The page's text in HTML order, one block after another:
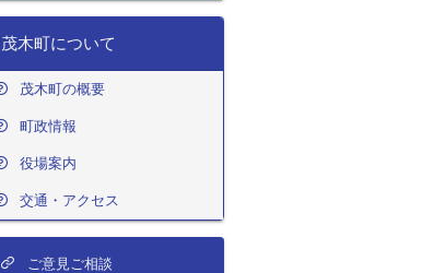
茂木町について
茂木町の概要
町政情報
役場案内
交通・アクセス
ご意見ご相談